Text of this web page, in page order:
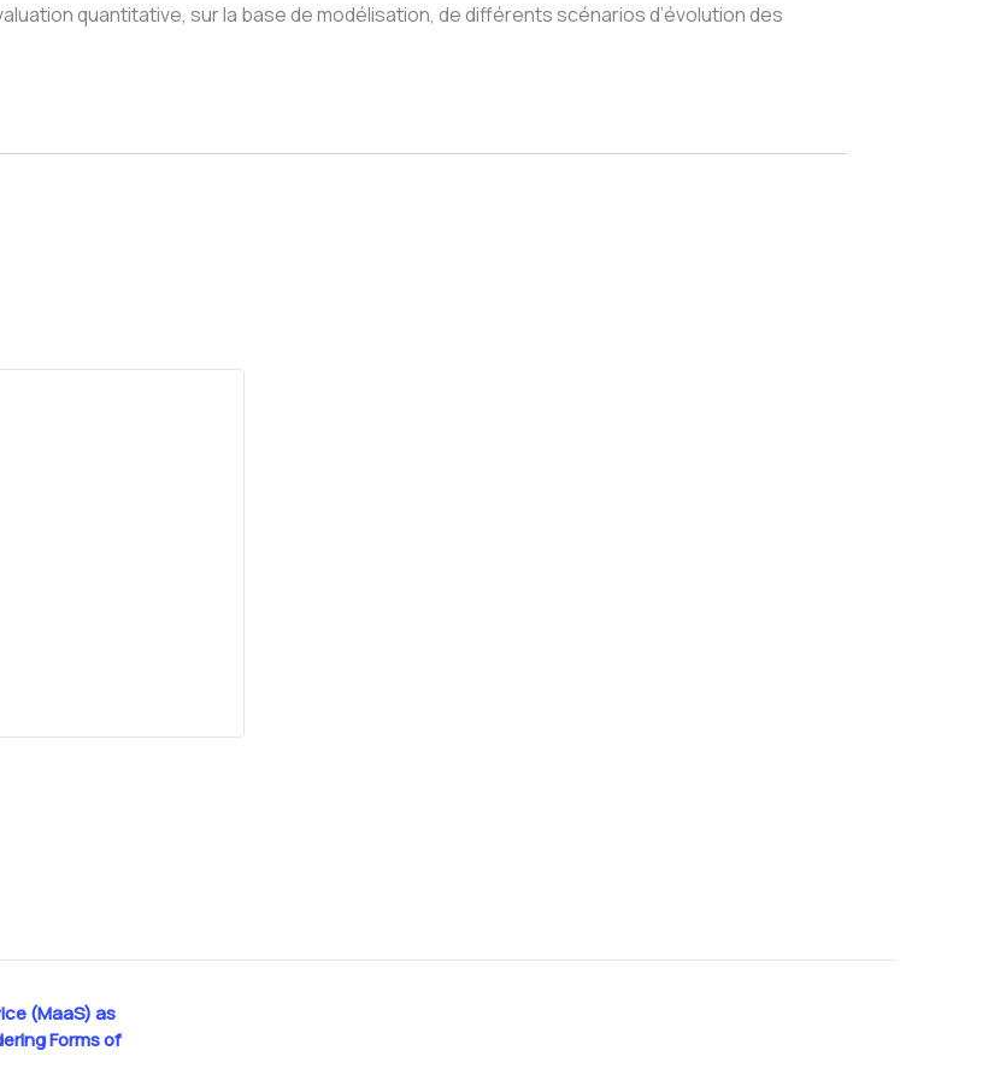
quantitative, sur la base de modélisation, de différents scénarios d’évolution des
(MaaS) as
Forms of